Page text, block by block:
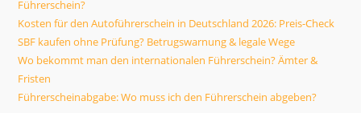
Führerschein?
Kosten für den Autoführerschein in Deutschland 2026: Preis-Check
SBF kaufen ohne Prüfung? Betrugswarnung & legale Wege
Wo bekommt man den internationalen Führerschein? Ämter &
Fristen
Führerscheinabgabe: Wo muss ich den Führerschein abgeben?